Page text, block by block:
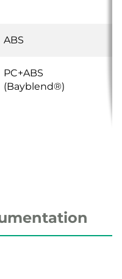
ABS
PC+ABS
(Bayblend®)